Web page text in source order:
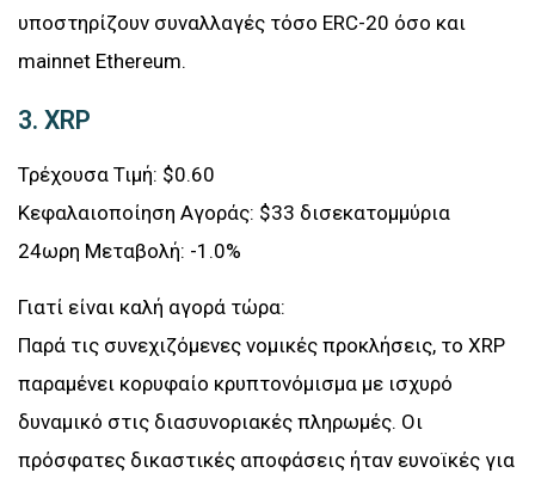
υποστηρίζουν συναλλαγές τόσο ERC-20 όσο και
mainnet Ethereum.
3. XRP
Τρέχουσα Τιμή: $0.60
Κεφαλαιοποίηση Αγοράς: $33 δισεκατομμύρια
24ωρη Μεταβολή: -1.0%
Γιατί είναι καλή αγορά τώρα:
Παρά τις συνεχιζόμενες νομικές προκλήσεις, το XRP
παραμένει κορυφαίο κρυπτονόμισμα με ισχυρό
δυναμικό στις διασυνοριακές πληρωμές. Οι
πρόσφατες δικαστικές αποφάσεις ήταν ευνοϊκές για